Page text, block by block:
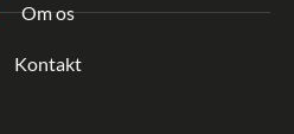
Om os
Kontakt